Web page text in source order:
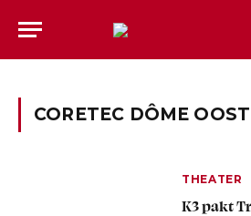
CORETEC DÔME
THEATER
K3 pakt